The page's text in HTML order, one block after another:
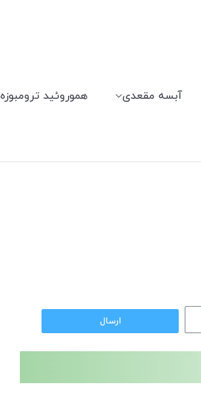
آبسه مقعدی هموروئید ترومبوزه
ارسال